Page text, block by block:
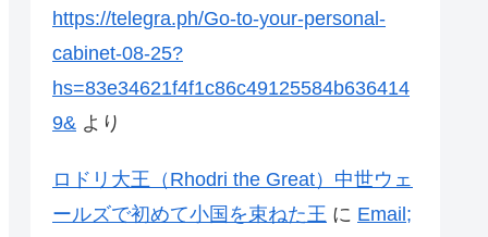
https://telegra.ph/Go-to-your-personal-
cabinet-08-25?
hs=83e34621f4f1c86c49125584b636414
9& より
ロドリ大王（Rhodri the Great）中世ウェ
ールズで初めて小国を束ねた王 に Email;